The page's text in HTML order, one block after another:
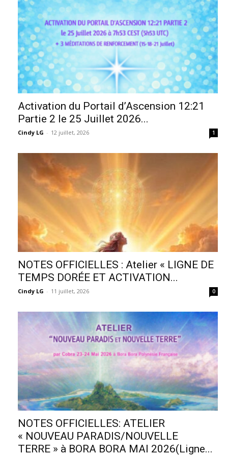
Activation du Portail d’Ascension 12:21
Partie 2 le 25 Juillet 2026...
Cindy LG - 12 juillet, 2026 1
NOTES OFFICIELLES : Atelier « LIGNE DE
TEMPS DORÉE ET ACTIVATION...
Cindy LG - 11 juillet, 2026 0
NOTES OFFICIELLES: ATELIER
« NOUVEAU PARADIS/NOUVELLE
TERRE » à BORA BORA MAI 2026(Ligne...